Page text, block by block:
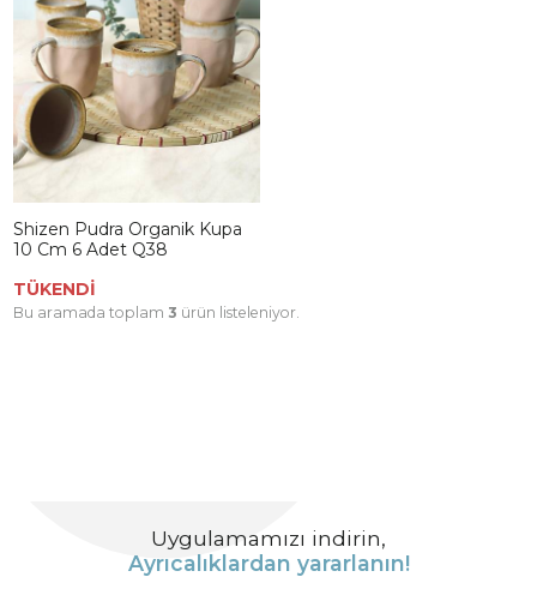
Shizen Pudra Organik Kupa
10 Cm 6 Adet Q38
TÜKENDİ
Bu aramada toplam 3 ürün listeleniyor.
Uygulamamızı indirin,
Ayrıcalıklardan yararlanın!